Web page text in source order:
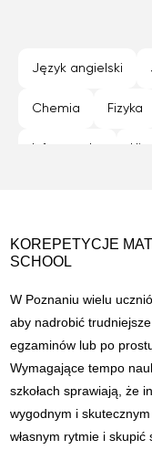
Sosnowiec
Warszawa
Zielona Góra
Język angielski
Chemia Fizyka
Informatyka
KOREPETYCJE
SCHOOL
W Poznaniu wielu
aby nadrobić
egzaminów lub po
Wymagające tempo
szkołach sprawiają, że
wygodnym i
własnym rytmie i